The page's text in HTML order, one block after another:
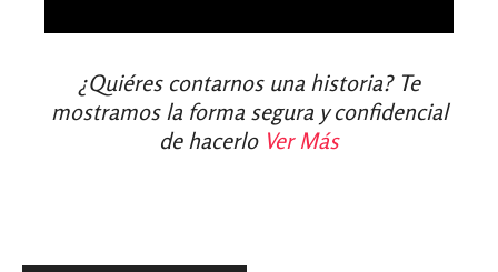
¿Quiéres contarnos una historia? Te
mostramos la forma segura y confidencial
de hacerlo Ver Más